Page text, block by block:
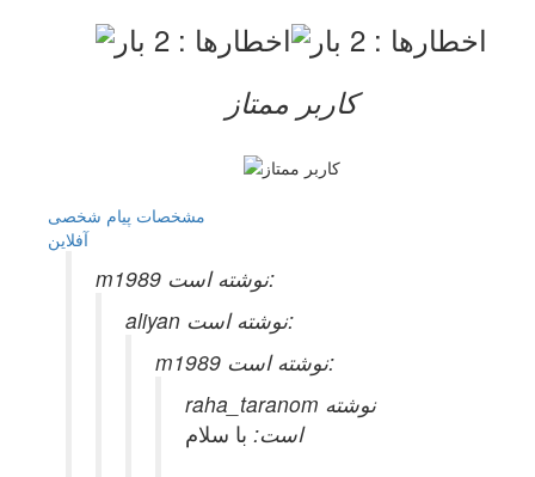
کاربر ممتاز
مشخصات پیام شخصی
آفلاين
m1989 نوشته است:
aliyan نوشته است:
m1989 نوشته است:
raha_taranom نوشته
است: با سلام